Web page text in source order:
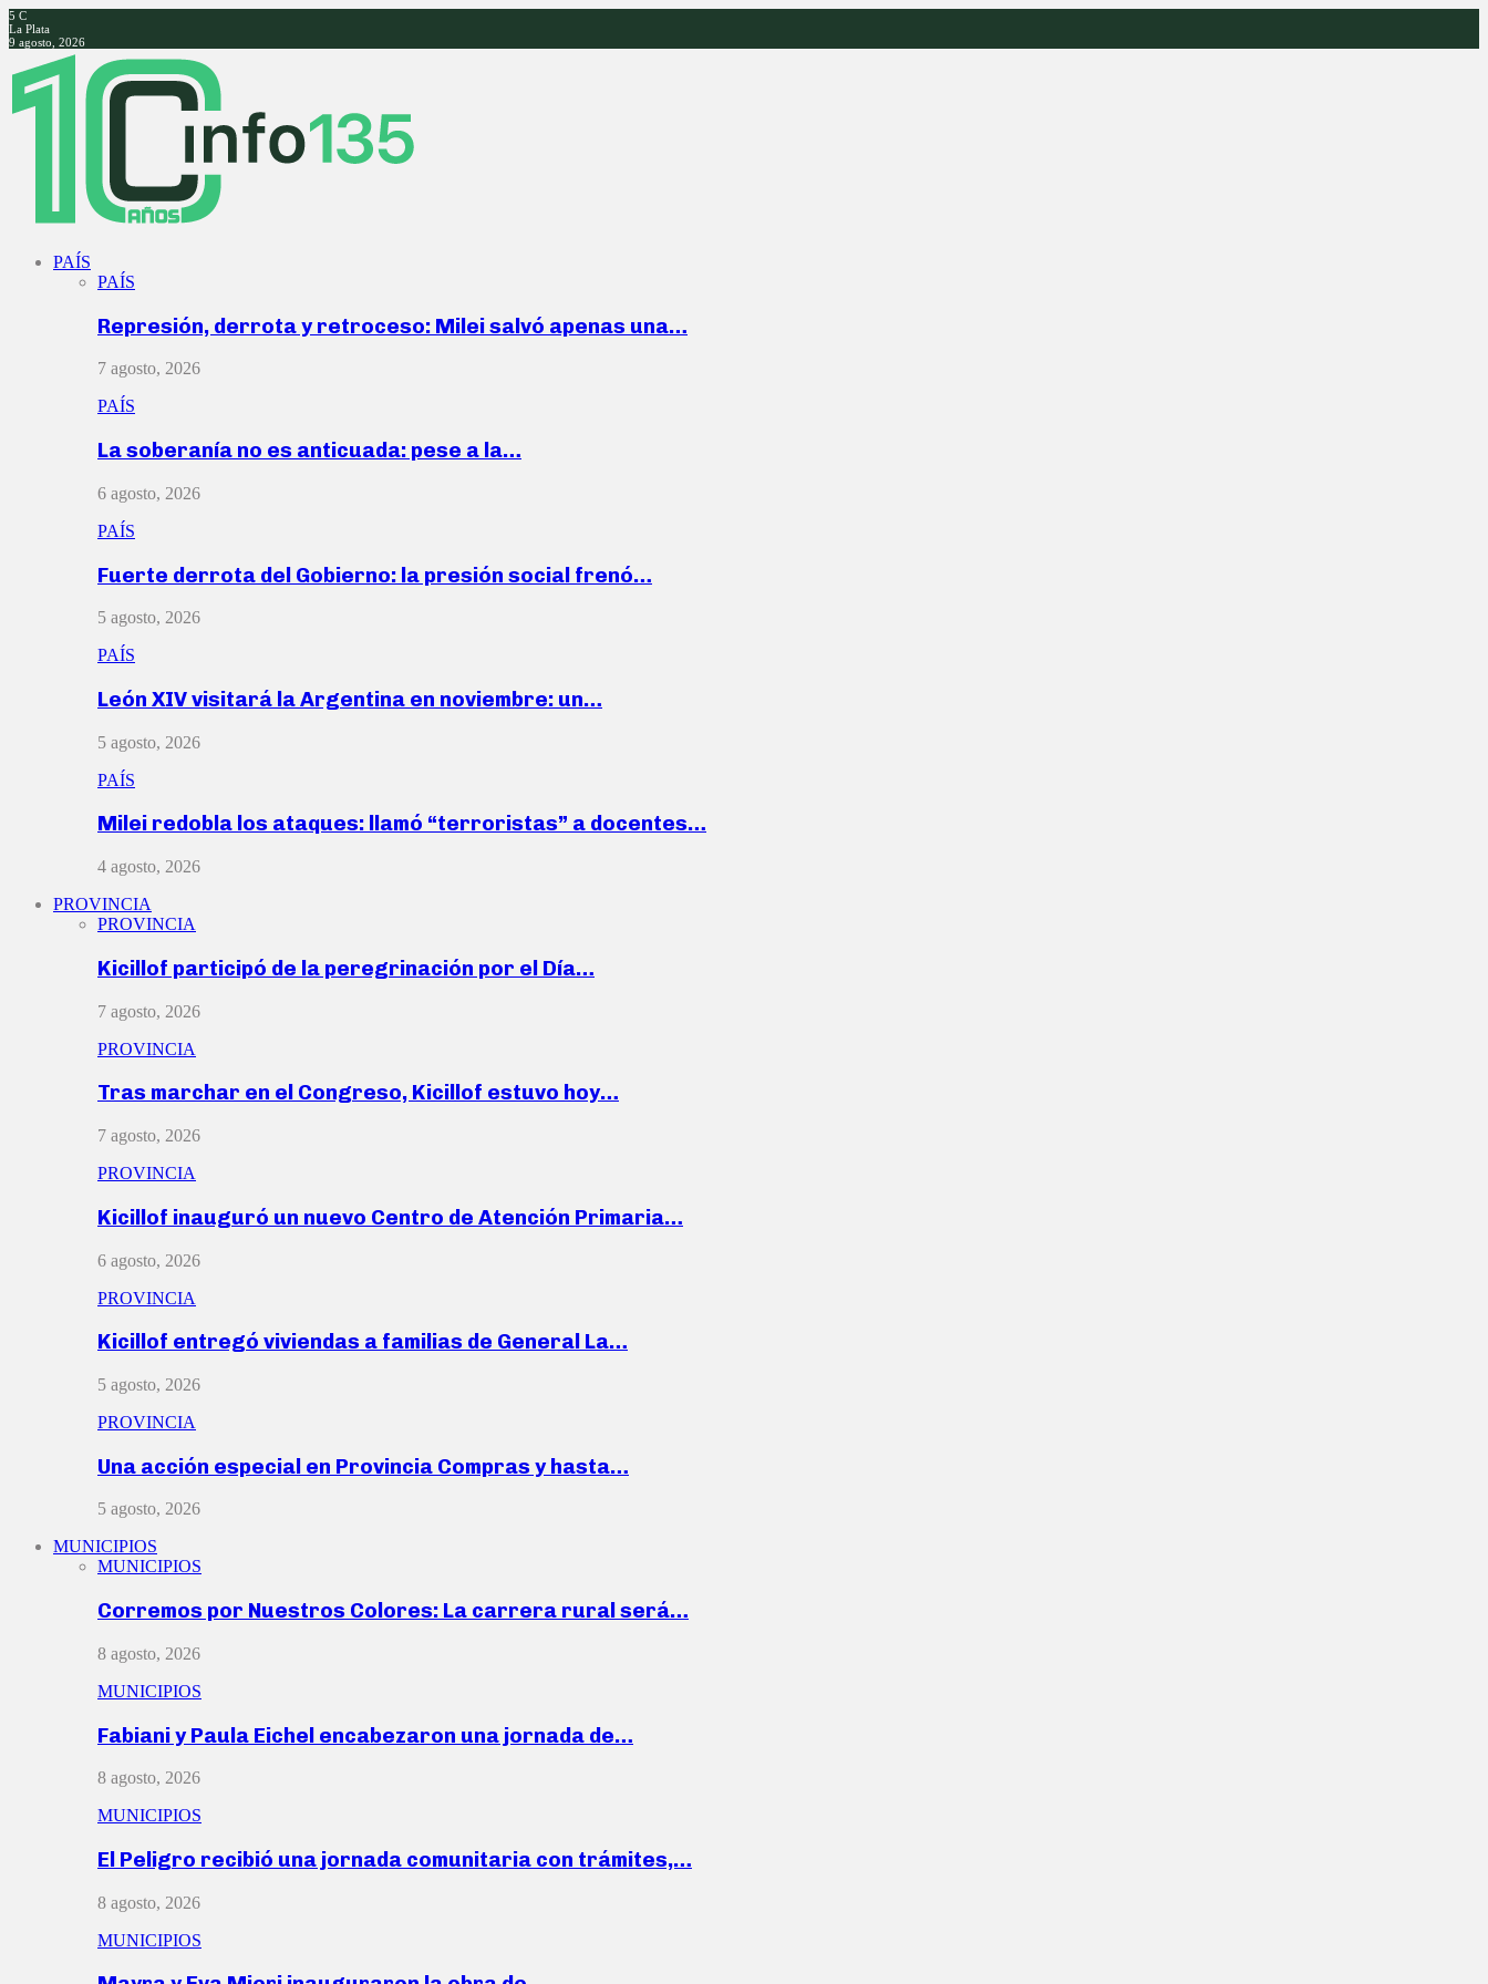
5 C
La Plata
9 agosto, 2026
Facebook
Twitter
Instagram
Youtube
PAÍS
PAÍS
Represión, derrota y retroceso: Milei salvó apenas una…
7 agosto, 2026
PAÍS
La soberanía no es anticuada: pese a la…
6 agosto, 2026
PAÍS
Fuerte derrota del Gobierno: la presión social frenó…
5 agosto, 2026
PAÍS
León XIV visitará la Argentina en noviembre: un…
5 agosto, 2026
PAÍS
Milei redobla los ataques: llamó “terroristas” a docentes…
4 agosto, 2026
PROVINCIA
PROVINCIA
Kicillof participó de la peregrinación por el Día…
7 agosto, 2026
PROVINCIA
Tras marchar en el Congreso, Kicillof estuvo hoy…
7 agosto, 2026
PROVINCIA
Kicillof inauguró un nuevo Centro de Atención Primaria…
6 agosto, 2026
PROVINCIA
Kicillof entregó viviendas a familias de General La…
5 agosto, 2026
PROVINCIA
Una acción especial en Provincia Compras y hasta…
5 agosto, 2026
MUNICIPIOS
MUNICIPIOS
Corremos por Nuestros Colores: La carrera rural será…
8 agosto, 2026
MUNICIPIOS
Fabiani y Paula Eichel encabezaron una jornada de…
8 agosto, 2026
MUNICIPIOS
El Peligro recibió una jornada comunitaria con trámites,…
8 agosto, 2026
MUNICIPIOS